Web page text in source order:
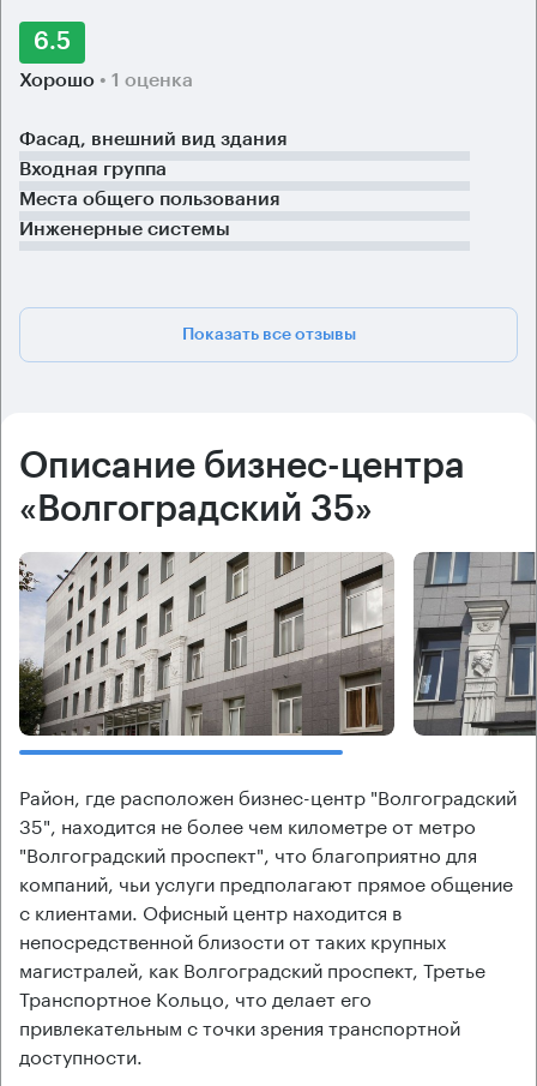
6.5
Хорошо • 1 оценка
Фасад, внешний вид здания
Входная группа
Места общего пользования
Инженерные системы
Показать все отзывы
Описание бизнес-центра
«Волгоградский 35»
Район, где расположен бизнес-центр "Волгоградский
35", находится не более чем километре от метро
"Волгоградский проспект", что благоприятно для
компаний, чьи услуги предполагают прямое общение
с клиентами. Офисный центр находится в
непосредственной близости от таких крупных
магистралей, как Волгоградский проспект, Третье
Транспортное Кольцо, что делает его
привлекательным с точки зрения транспортной
доступности.